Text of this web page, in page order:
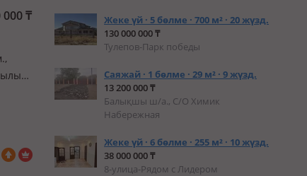
000₸
Жеке үй · 5 бөлме · 700 м² · 20 жүзд.
130 000 000 ₸
Тулепов-Парк победы
Саяжай · 1 бөлме · 29 м² · 9 жүзд.
13 200 000 ₸
Балықшы ш/а., С/О Химик
Набережная
Жеке үй · 6 бөлме · 255 м² · 10 жүзд.
38 000 000 ₸
8-улица-Рядом с Лидером